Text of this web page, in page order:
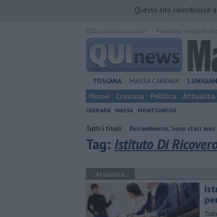
Questo sito contribuisce
TOSCANA MASSA CARRARA
Home Cronaca Politica Attualità
CARRARA MASSA MONTIGNOSO
Tutti i titoli:
Il saluto del presidente di Retiambiente, "sono stati anni complessi
Tag: Istituto Di
Attualità